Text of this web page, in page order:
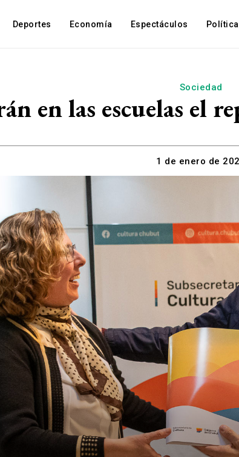
Deportes Economía Espectáculos Política
Sociedad
en las escuelas el
1 de enero de